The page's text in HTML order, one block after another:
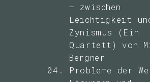
– zwischen
Leichtigkeit
Zynismus (Ein
Quartett) von
Bergner
Probleme der